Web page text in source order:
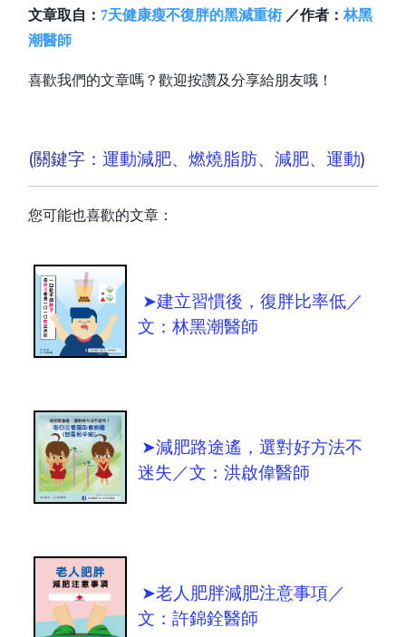
文章取自： 7天健康瘦不復胖的黑減重術 ／作者：林黑
潮醫師
喜歡我們的文章嗎？歡迎按讚及分享給朋友哦！
(關鍵字：運動減肥、燃燒脂肪、減肥、運動)
您可能也喜歡的文章：
➤建立習慣後，復胖比率低／
文：林黑潮醫師
➤減肥路途遙，選對好方法不
迷失／文：洪啟偉醫師
➤老人肥胖減肥注意事項／
文：許錦銓醫師